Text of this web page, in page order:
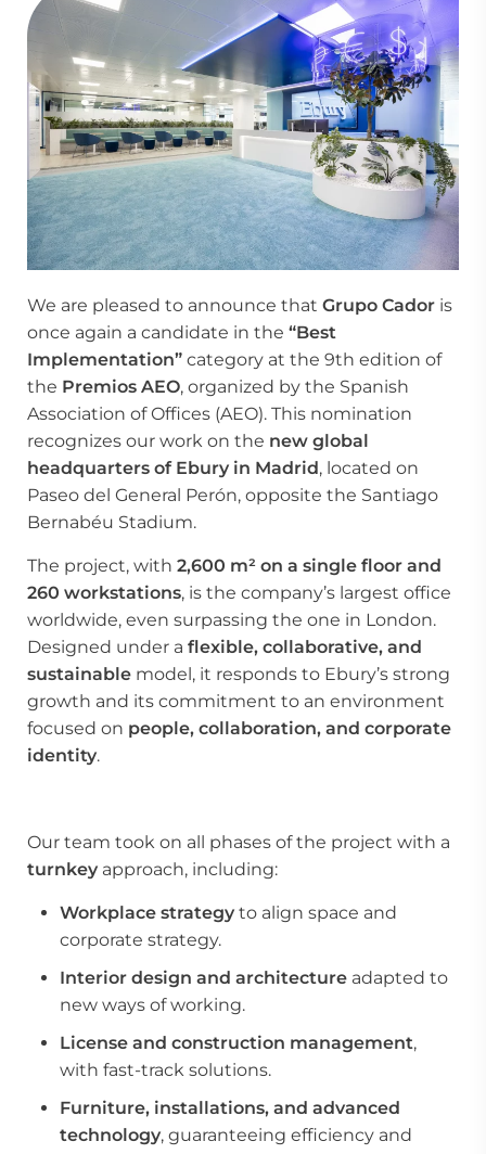
We are pleased to announce that Grupo Cador is
once again a candidate in the “Best
Implementation” category at the 9th edition of
the Premios AEO, organized by the Spanish
Association of Offices (AEO). This nomination
recognizes our work on the new global
headquarters of Ebury in Madrid , located on
Paseo del General Perón, opposite the Santiago
Bernabéu Stadium.
The project, with 2,600 m² on a single floor and
260 workstations, is the company’s largest office
worldwide, even surpassing the one in London.
Designed under a flexible, collaborative, and
sustainable model, it responds to Ebury’s strong
growth and its commitment to an environment
focused on people, collaboration, and corporate
identity.
Our team took on all phases of the project with a
turnkey approach, including:
Workplace strategy to align space and
corporate strategy.
Interior design and architecture adapted to
new ways of working.
License and construction management,
with fast-track solutions.
Furniture, installations, and advanced
technology, guaranteeing efficiency and